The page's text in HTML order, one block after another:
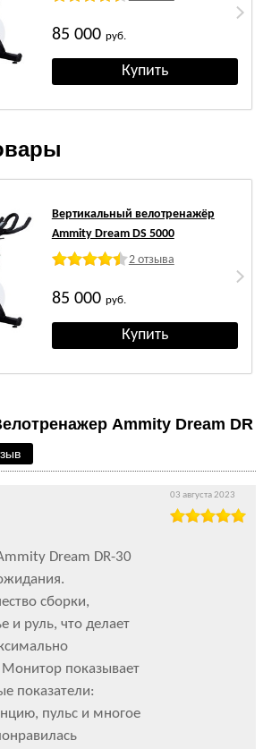
85 000 руб.
Вертикальный велотренажёр
Ammity Dream DS 5000
2 отзыва
85 000 руб.
Ammity Dream DR
Dream DR-30
сборки,
и руль, что делает
показывает
показатели:
пульс и многое
03 августа 2023